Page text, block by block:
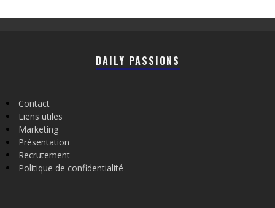
DAILY PASSIONS
Contact
Liens utiles
Marketing
Présentation
Recrutement
Politique de confidentialité